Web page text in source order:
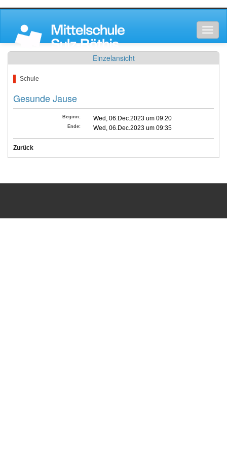
Einzelansicht
Schule
Gesunde Jause
Beginn: Wed, 06.Dec.2023 um 09:20
Ende: Wed, 06.Dec.2023 um 09:35
Zurück